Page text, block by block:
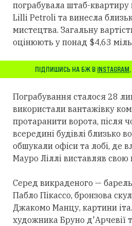
пограбувала штаб-квартиру
Lilli Petroli та винесла
мистецтва. Загальну
оцінюють у понад $4,63
ПІДПИШИСЬ НА БЖ В INSTAGRAM,
Пограбування сталося 28
використали вантажівку
протаранити ворота, після
всередині будівлі близько
обшукали офіси та лобі, де
Мауро Ліллі виставляв
Серед викраденого —
Пабло Пікассо, бронзова
Джакомо Манцу, картини
художника Бруно д'Арчевії